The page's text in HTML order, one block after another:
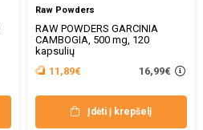
Raw Powders
RAW POWDERS GARCINIA
CAMBOGIA, 500 mg, 120
kapsulių
11,89€
16,99€
Įdėti į krepšelį